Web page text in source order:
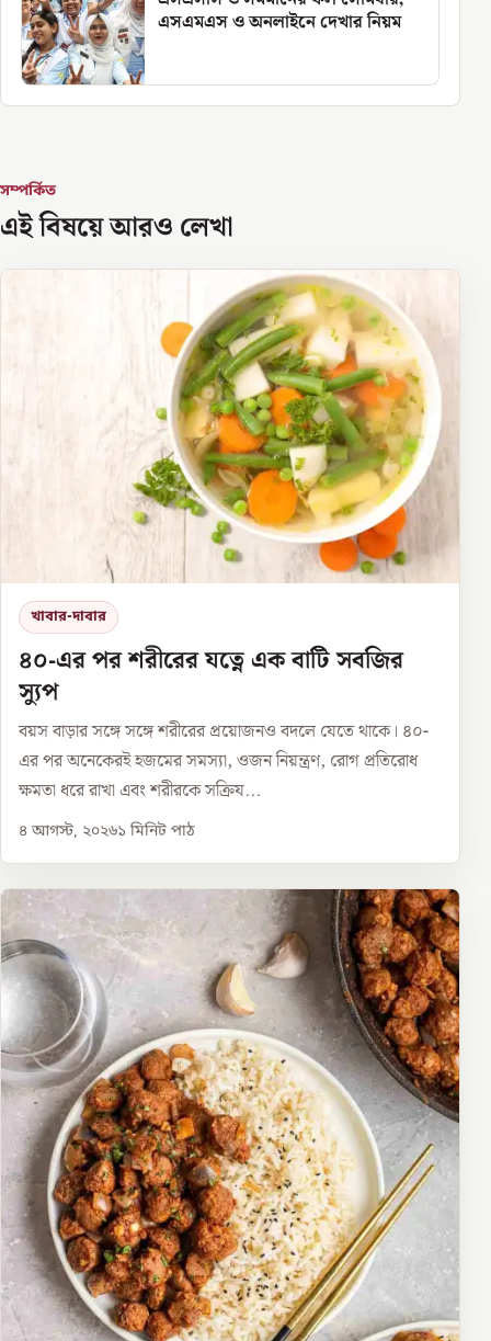
এসএমএস ও অনলাইনে দেখার নিয়ম
সম্পর্কিত
এই বিষয়ে আরও লেখা
খাবার-দাবার
৪০-এর পর শরীরের যত্নে এক বাটি সবজির
স্যুপ
বয়স বাড়ার সঙ্গে সঙ্গে শরীরের প্রয়োজনও বদলে যেতে থাকে। ৪০-
এর পর অনেকেরই হজমের সমস্যা, ওজন নিয়ন্ত্রণ, রোগ প্রতিরোধ
ক্ষমতা ধরে রাখা এবং শরীরকে সক্রিয...
৪ আগস্ট, ২০২৬১ মিনিট পাঠ